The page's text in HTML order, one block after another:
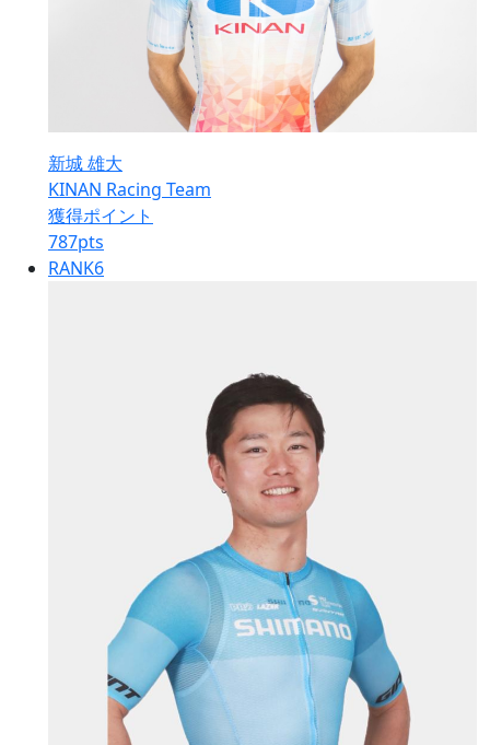
新城 雄大
KINAN Racing Team
獲得ポイント
787pts
RANK6